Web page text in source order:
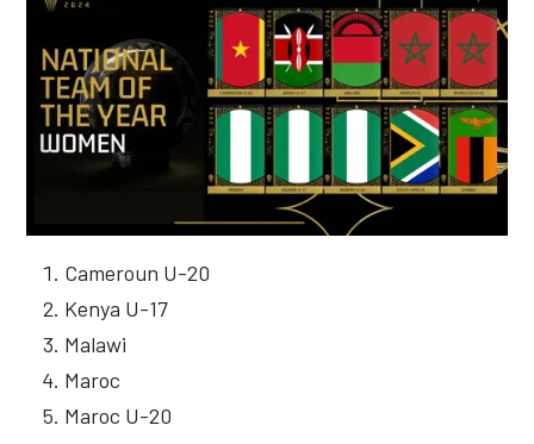
Cameroun U-20
Kenya U-17
Malawi
Maroc
Maroc U-20